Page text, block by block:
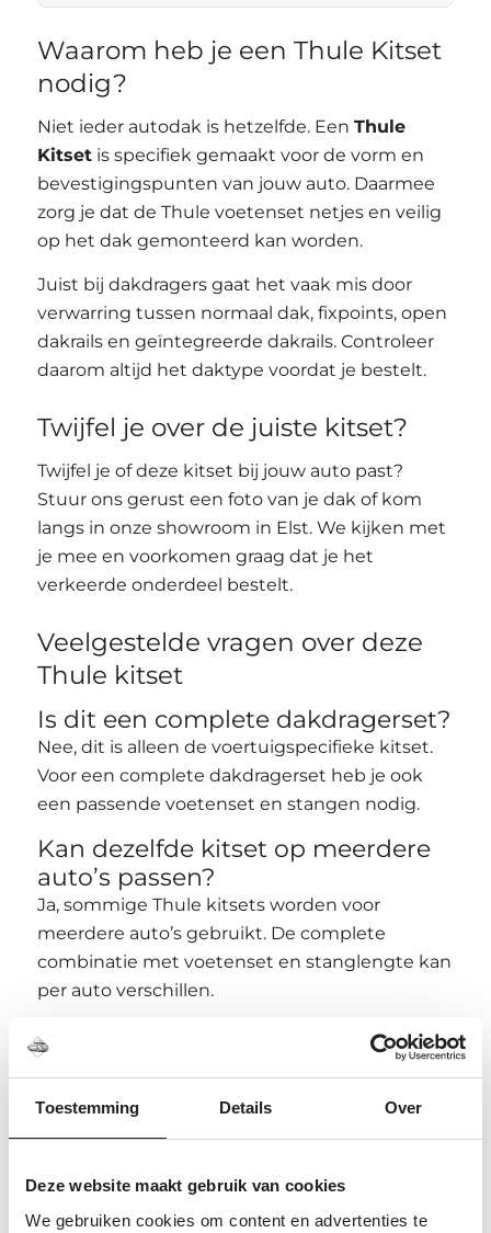
Toestemming Details Over
Deze website maakt gebruik van cookies
We gebruiken cookies om content en advertenties te
Waarom heb je een Thule Kitset
nodig?
Niet ieder autodak is hetzelfde. EenThule
Kitset is specifiek gemaakt voor de vorm en
bevestigingspunten van jouw auto. Daarmee
zorg je dat de Thule voetenset netjes en veilig
op het dak gemonteerd kan worden.
Juist bij dakdragers gaat het vaak mis door
verwarring tussen normaal dak, fixpoints, open
dakrails en geïntegreerde dakrails. Controleer
daarom altijd het daktype voordat je bestelt.
Twijfel je over de juiste kitset?
Twijfel je of deze kitset bij jouw auto past?
Stuur ons gerust een foto van je dak of kom
langs in onze showroom in Elst. We kijken met
je mee en voorkomen graag dat je het
verkeerde onderdeel bestelt.
Veelgestelde vragen over deze
Thule kitset
Is dit een complete dakdragerset?
Nee, dit is alleen de voertuigspecifieke kitset.
Voor een complete dakdragerset heb je ook
een passende voetenset en stangen nodig.
Kan dezelfde kitset op meerdere
auto’s passen?
Ja, sommige Thule kitsets worden voor
meerdere auto’s gebruikt. De complete
combinatie met voetenset en stanglengte kan
per auto verschillen.
Kunnen jullie controleren of dit de
juiste kitset is?
foto van het dak. Dan kijken we graag met je